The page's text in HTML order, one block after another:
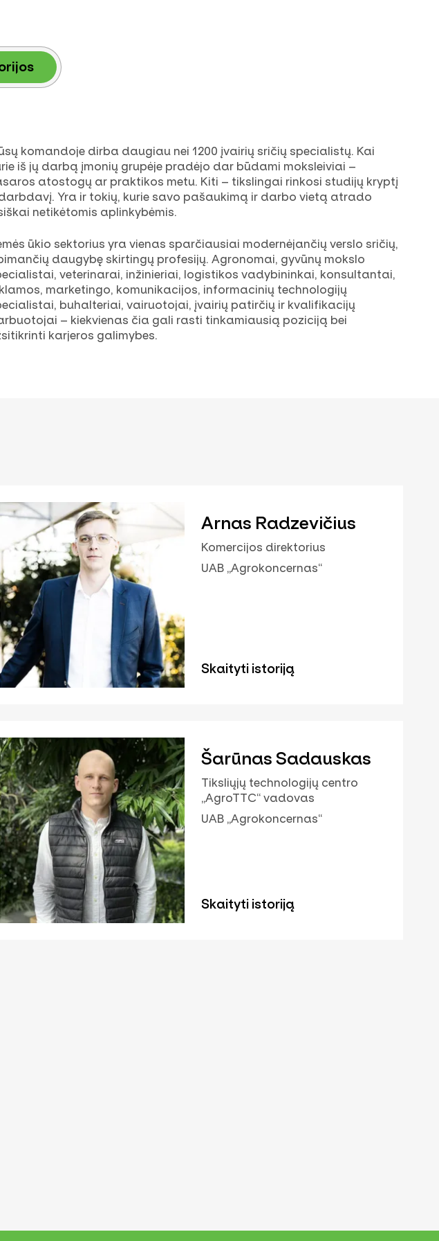
komandoje dirba daugiau nei 1200 įvairių sričių specialistų. Kai
iš jų darbą įmonių grupėje pradėjo dar būdami moksleiviai –
atostogų ar praktikos metu. Kiti – tikslingai rinkosi studijų kryptį
Yra ir tokių, kurie savo pašaukimą ir darbo vietą atrado
netikėtomis aplinkybėmis.
ūkio sektorius yra vienas sparčiausiai modernėjančių verslo sričių,
daugybę skirtingų profesijų. Agronomai, gyvūnų mokslo
veterinarai, inžinieriai, logistikos vadybininkai, konsultantai,
marketingo, komunikacijos, informacinių technologijų
buhalteriai, vairuotojai, įvairių patirčių ir kvalifikacijų
– kiekvienas čia gali rasti tinkamiausią poziciją bei
karjeros galimybes.
Arnas Radzevičius
Komercijos direktorius
UAB „Agrokoncernas“
Skaityti istoriją
Šarūnas Sadauskas
Tiksliųjų technologijų centro
„AgroTTC“ vadovas
UAB „Agrokoncernas“
Skaityti istoriją